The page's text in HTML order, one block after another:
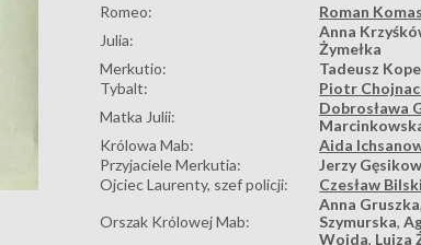
Romeo: Roman
Julia:
Anna
Żymełka
Merkutio:
Tadeusz
Tybalt:
Piotr
Matka Julii:
Dobrosława
Królowa Mab:
Aida
Przyjaciele Merkutia:
Jerzy
Ojciec Laurenty, szef policji:
Czesław Bilski
Orszak Królowej Mab:
Anna Gruszka,
Szymurska,
Wojda, Luiza